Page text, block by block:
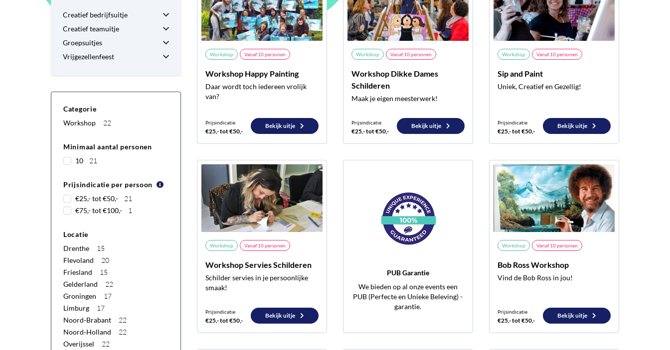
Creatief bedrijfsuitje
Creatief teamuitje
Groepsuitjes
Vrijgezellenfeest
Categorie
Workshop
22
Minimaal aantal personen
10
21
Prijsindicatie per persoon
€25,- tot €50,-
21
€75,- tot €100,-
1
Locatie
Drenthe
15
Flevoland
20
Friesland
15
Gelderland
22
Groningen
17
Limburg
17
Noord-Brabant
22
Noord-Holland
22
Overijssel
22
Workshop Vanaf10personen
Workshop Happy Painting
Daar wordt toch iedereen vrolijk
van?
Prijsindicatie
€25,- tot €50,-
Bekijk uitje
Workshop Vanaf10personen
Workshop Dikke Dames
Schilderen
Maak je eigen meesterwerk!
Prijsindicatie
€25,- tot €50,-
Bekijk uitje
Workshop Vanaf10personen
Sip and Paint
Uniek, Creatief en Gezellig!
Prijsindicatie
€25,- tot €50,-
Bekijk uitje
Workshop Vanaf10personen
Workshop Servies Schilderen
Schilder servies in je persoonlijke
smaak!
Prijsindicatie
€25,- tot €50,-
Bekijk uitje
PUB Garantie
We bieden op al onze events een
PUB (Perfecte en Unieke Beleving) -
garantie.
Workshop Vanaf10personen
Bob Ross Workshop
Vind de Bob Ross in jou!
Prijsindicatie
€25,- tot €50,-
Bekijk uitje